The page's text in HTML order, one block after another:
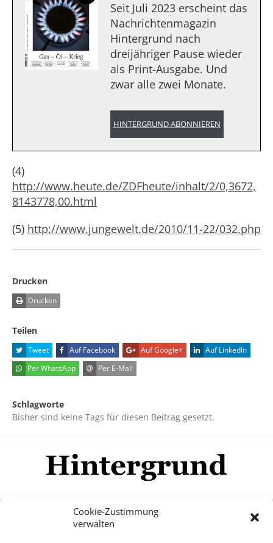
Cookie-Zustimmung
verwalten
Seit Juli 2023 erscheint das
Nachrichtenmagazin
Hintergrund nach
dreijähriger Pause wieder
als Print-Ausgabe. Und
zwar alle zwei Monate.
HINTERGRUND ABONNIEREN
(4)
http://www.heute.de/ZDFheute/inhalt/2/0,3672,
8143778,00.html
(5) http://www.jungewelt.de/2010/11-22/032.php
Drucken
Drucken
Teilen
Tweet Auf Facebook Auf Google+
Auf LinkedIn
Per WhatsApp
Per E-Mail
Schlagworte
Bisher sind keine Tags für diesen Beitrag gesetzt.